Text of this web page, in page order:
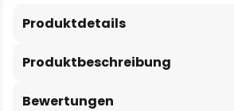
Produktbeschreibung
Produktdetails
Bewertungen